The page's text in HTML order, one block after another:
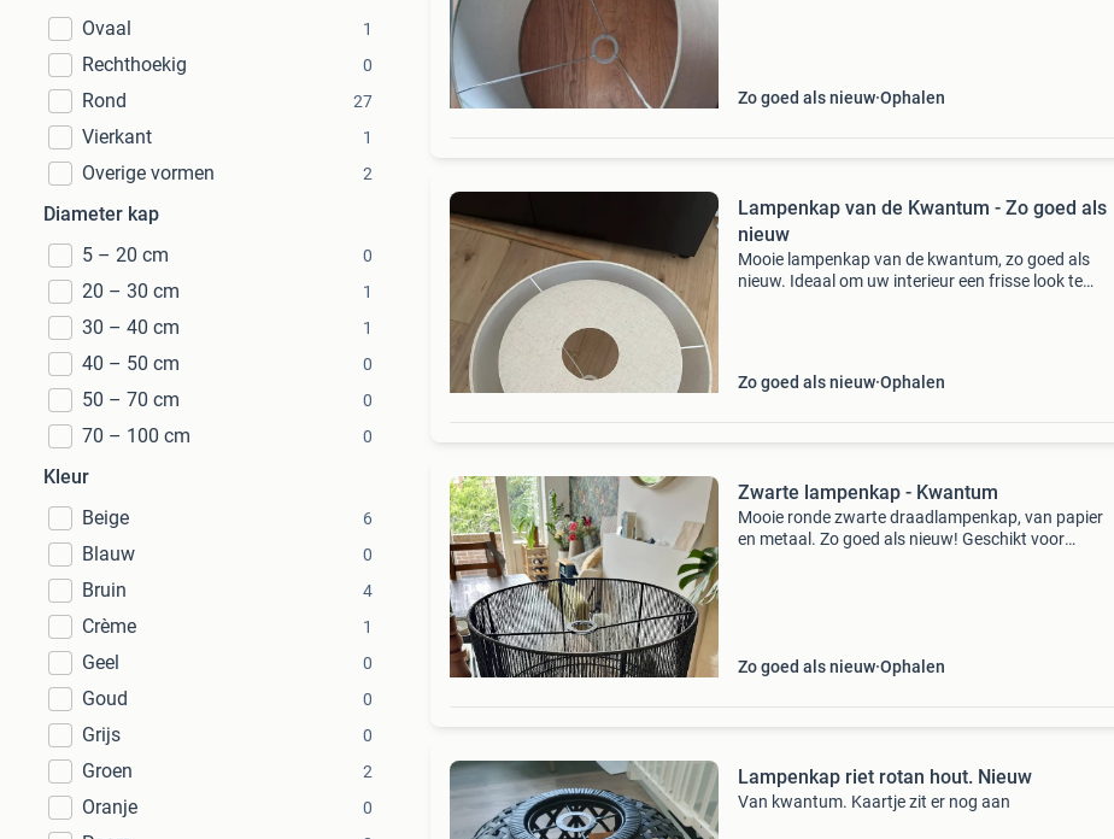
Ovaal
1
Rechthoekig 0
Rond 27
Vierkant 1
Overige vormen 2
Diameter kap
5 – 20 cm
0
20 – 30 cm 1
30 – 40 cm 1
40 – 50 cm 0
50 – 70 cm 0
70 – 100 cm 0
Kleur
Beige
6
Blauw 0
Bruin 4
Crème 1
Geel 0
Goud 0
Grijs 0
Groen 2
Oranje 0
Zo goed als nieuw Ophalen
Lampenkap van de Kwantum - Zo goed als
nieuw
Mooie lampenkap van de kwantum, zo goed als
nieuw. Ideaal om uw interieur een frisse look te
Zo goed als nieuw Ophalen
Zwarte lampenkap - Kwantum
Mooie ronde zwarte draadlampenkap, van papier
en metaal. Zo goed als nieuw! Geschikt voor
Zo goed als nieuw Ophalen
Lampenkap riet rotan hout. Nieuw
Van kwantum. Kaartje zit er nog aan